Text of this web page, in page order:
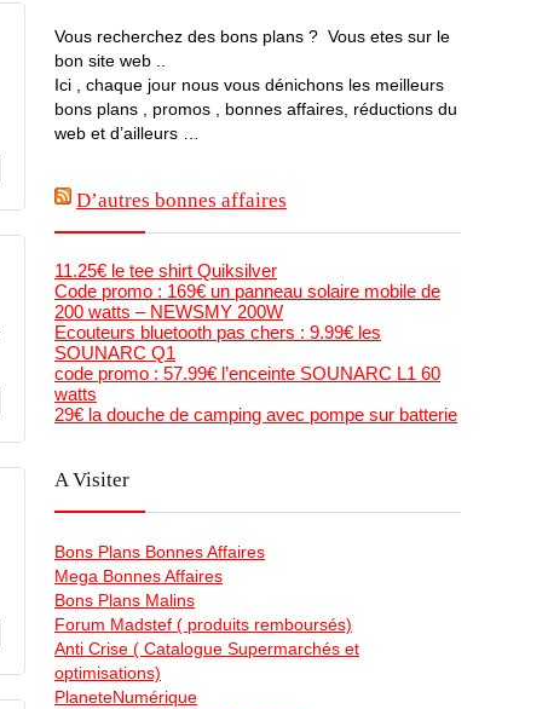
Vous recherchez des bons plans ? Vous etes sur le
bon site web ..
Ici , chaque jour nous vous dénichons les meilleurs
bons plans , promos , bonnes affaires, réductions du
web et d’ailleurs …
D’autres bonnes affaires
11.25€ le tee shirt Quiksilver
Code promo : 169€ un panneau solaire mobile de
200 watts – NEWSMY 200W
Ecouteurs bluetooth pas chers : 9.99€ les
SOUNARC Q1
code promo : 57.99€ l’enceinte SOUNARC L1 60
watts
29€ la douche de camping avec pompe sur batterie
A Visiter
Bons Plans Bonnes Affaires
Mega Bonnes Affaires
Bons Plans Malins
Forum Madstef ( produits remboursés)
Anti Crise ( Catalogue Supermarchés et
optimisations)
PlaneteNumérique